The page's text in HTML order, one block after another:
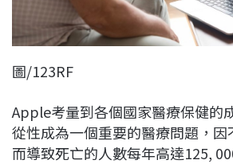
圖/123RF
Apple考量到各個國家醫療保健的
從性成為一個重要的醫療問題，
而導致死亡的人數每年高達125,